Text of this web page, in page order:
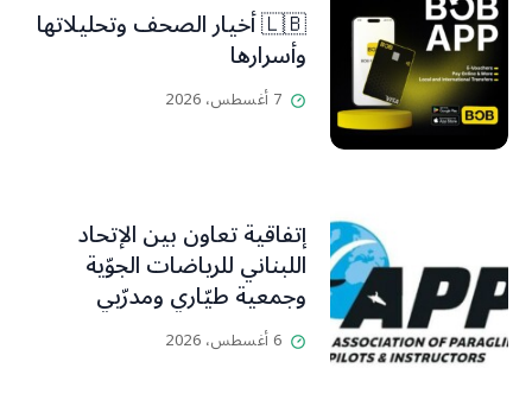
🇱🇧 أخيار الصحف وتحليلاتها
وأسرارها
7 أغسطس، 2026
إتفاقية تعاون بين الإتحاد
اللبناني للرياضات الجوّية
وجمعية طيّاري ومدرّبي
الطيران الشراعي
6 أغسطس، 2026